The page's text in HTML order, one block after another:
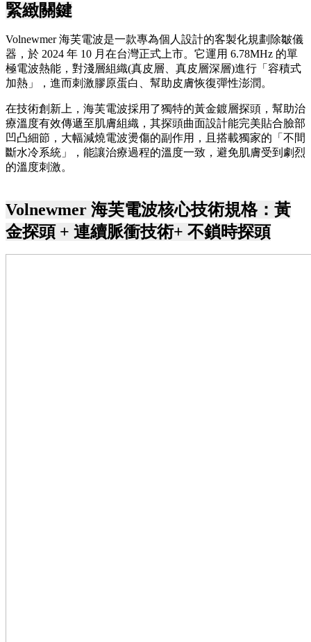
緊緻關鍵
Volnewmer 海芙電波是一款專為個人設計的客製化規劃除皺儀
器，於 2024 年 10 月在台灣正式上市。它運用 6.78MHz 的單
極電波熱能，對淺層組織(真皮層、真皮層深層)進行「容積式
加熱」，進而刺激膠原蛋白、幫助皮膚恢復彈性澎潤。
在技術創新上，海芙電波採用了獨特的黃金鍍層探頭，幫助治
療溫度有效傳遞至肌膚組織，其探頭曲面設計能完美貼合臉部
凹凸細節，大幅減燒電波燙傷的副作用，且搭載獨家的「不間
斷水冷系統」，能讓治療過程的溫度一致，避免肌膚受到劇烈
的溫度刺激。
Volnewmer 海芙電波核心技術規格：黃
金探頭 + 連續脈衝技術+ 不鎖時探頭